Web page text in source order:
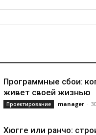
Программные сбои:
живет своей жизнью
Проектирование manager -
Хюгге или ранчо: